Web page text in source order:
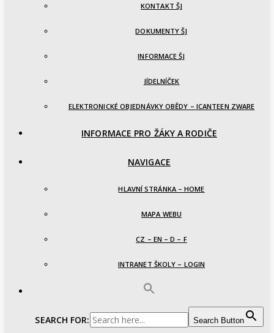
KONTAKT ŠJ
DOKUMENTY ŠJ
INFORMACE ŠJ
JÍDELNÍČEK
ELEKTRONICKÉ OBJEDNÁVKY OBĚDY – ICANTEEN ZWARE
INFORMACE PRO ŽÁKY A RODIČE
NAVIGACE
HLAVNÍ STRÁNKA – HOME
MAPA WEBU
CZ – EN – D – F
INTRANET ŠKOLY – LOGIN
SEARCH FOR: Search Button